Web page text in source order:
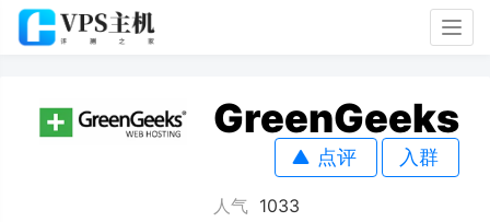
GreenGeeks
点评 入群
人气 1033